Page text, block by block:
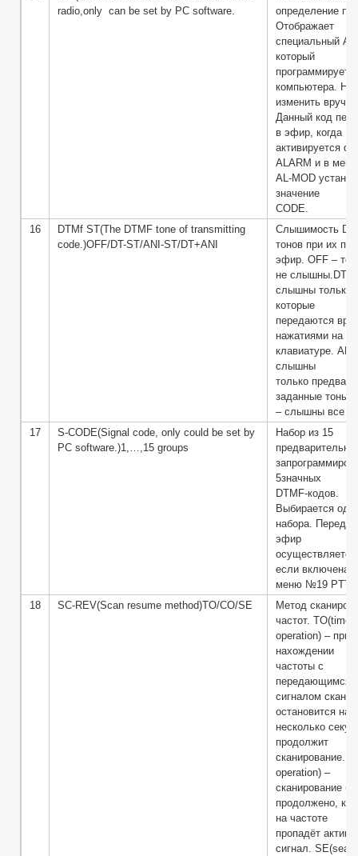
radio,only can be set by PC software.
определение по
Отображает
специальный
который
компьютера.
изменить
Данный код
в эфир, когда
активируется
ALARM и в
AL-MOD
значение
CODE.
16
DTMf ST(The DTMF tone of transmitting
code.)OFF/DT-ST/ANI-ST/DT+ANI
Слышимость
тонов при их
эфир. OFF –
не слышны.DT-
слышны только
которые
передаются
нажатиями на
клавиатуре.
слышны
только
заданные тоны.
– слышны все
17
S-CODE(Signal code, only could be set by
PC software.)1,…,15 groups
Набор из 15
предварительно
5значных
DTMF-кодов.
Выбирается
набора.
эфир
если включена
меню №19 PTT-
18
SC-REV(Scan resume method)TO/CO/SE
Метод
частот. TO(time
operation) – при
нахождении
частоты с
передающимся
сигналом сканер
остановится на
несколько
продолжит
сканирование.
operation) –
сканирование
продолжено,
на частоте
пропадёт
сигнал.